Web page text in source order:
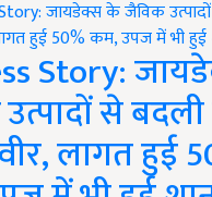
Story:
से
लागत हुई